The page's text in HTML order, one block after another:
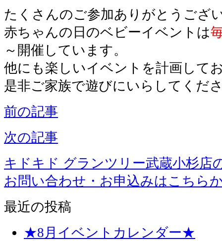
たくさんのご参加ありがとうござ
赤ちゃんの日のベビーイベントは
～ 開催しています。
他にも楽しいイベントを計画して
是非ご家族で遊びにいらしてくだ
前の記事
次の記事
キドキド グランツリー武蔵小杉店
お問い合わせ・お申込みはこちら
最近の投稿
★8月イベントカレンダー★